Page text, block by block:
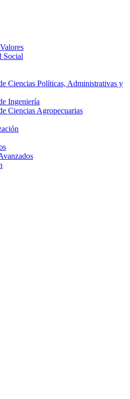
Social
Ciencias Políticas, Administrativas y
Ingeniería
Ciencias Agropecuarias